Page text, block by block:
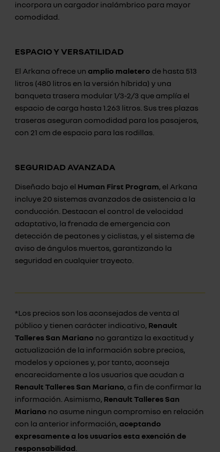
incorpora un cargador inalámbrico para mayor
comodidad.
ESPACIO Y VERSATILIDAD
El Arkana ofrece un amplio maletero de hasta 513
litros (480 litros en la versión híbrida) y una
banqueta trasera modular 1/3-2/3 que amplía el
espacio de carga hasta 1.263 litros. Sus tres plazas
traseras aseguran comodidad para los pasajeros,
con 21 cm de espacio para las rodillas.
SEGURIDAD AVANZADA
Diseñado bajo el Human First Program, el Arkana
incluye 20 sistemas avanzados de asistencia a la
conducción. Destacan el control de velocidad
adaptativo, la frenada de emergencia con
detección de peatones y ciclistas, y el sistema de
aviso de ángulos muertos, garantizando la
seguridad en cualquier trayecto.
*Los precios son los aconsejados de venta al
público y tienen carácter indicativo, Renault
Talleres San Mariano no garantiza la exactitud y
actualización de la información sobre precios,
modelos y opciones y, por tanto, aconseja
encarecidamente a los usuarios que acudan a
Renault Talleres San Mariano, a fin de confirmar la
información. Asimismo, Renault Talleres San
Mariano no asume ningun compromiso en relación
con la anterior información, aceptando
expresamente a los usuarios esta exención de
responsabilidad.